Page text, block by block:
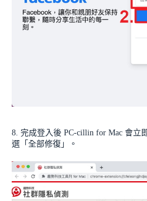
8. 完成登入後 PC-cillin for Mac 會立
選「全部修復」。